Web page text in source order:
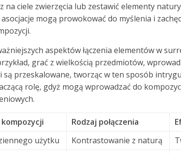
na ciele zwierzęcia lub zestawić elementy
mogą prowokować do myślenia i
aspektów łączenia elementów w
grać z wielkością przedmiotów,
są przeskalowane, tworząc w ten sposób
rolę, gdyż mogą wprowadzać do
Rodzaj połączenia
użytku
Kontrastowanie z naturą